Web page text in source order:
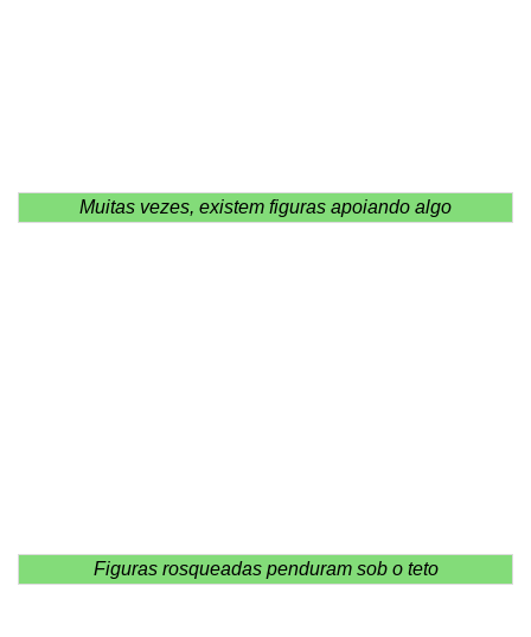
Muitas vezes, existem figuras apoiando algo
Figuras rosqueadas penduram sob o teto